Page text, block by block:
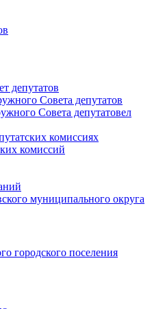
депутатов
Совета депутатов
Совета депутатовел
комиссиях
комиссий
муниципального округа
городского поселения